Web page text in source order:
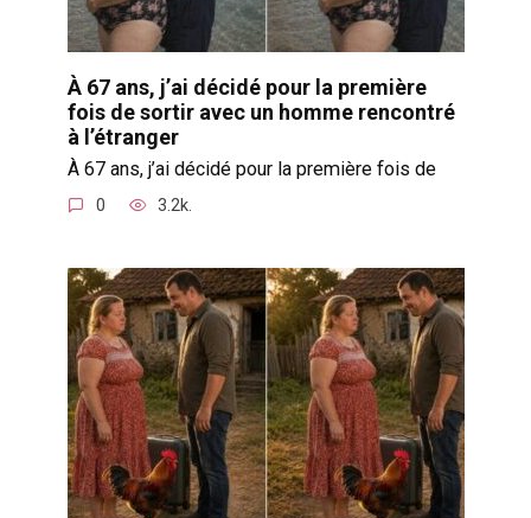
À 67 ans, j’ai décidé pour la première
fois de sortir avec un homme rencontré
à l’étranger
À 67 ans, j’ai décidé pour la première fois de
0 3.2k.